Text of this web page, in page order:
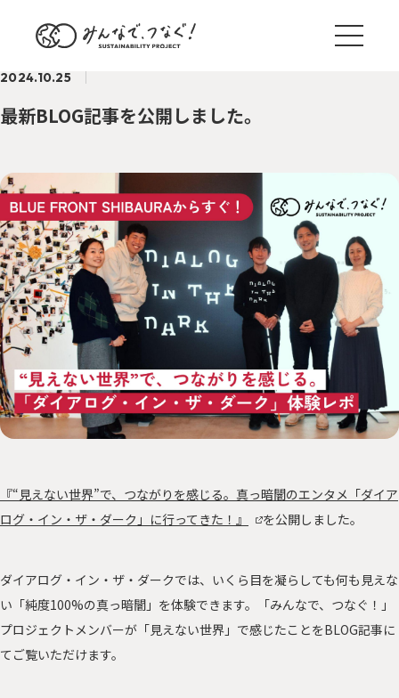
ブログ一覧
TREND サステナ国内外事例
ACTION 野村のサステナアクション
PEOPLE サステナに向き合う人々
OTHERS その他
森を、つなぐ 東京プロジェクト
資源を、つなぐ！オフィス移転プロジェクト
2024.10.25
最新BLOG記事を公開しました。
『“見えない世界”で、つながりを感じる。真っ暗闇のエンタメ「ダイア
ログ・イン・ザ・ダーク」に行ってきた！』
を公開しました。
ダイアログ・イン・ザ・ダークでは、いくら目を凝らしても何も見えな
い「純度100%の真っ暗闇」を体験できます。「みんなで、つなぐ！」
プロジェクトメンバーが「見えない世界」で感じたことをBLOG記事に
てご覧いただけます。